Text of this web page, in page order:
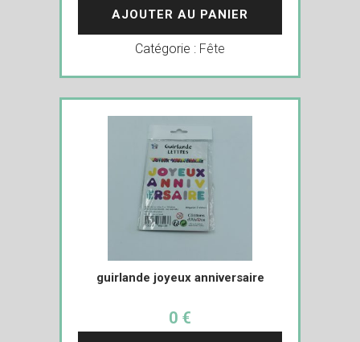
AJOUTER AU PANIER
Catégorie : Fête
guirlande joyeux anniversaire
0 €